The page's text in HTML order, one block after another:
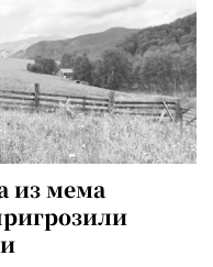
из мема